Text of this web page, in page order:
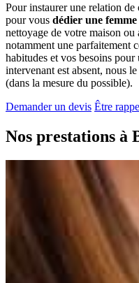
Pour instaurer une relation
pour vous dédier une
nettoyage de votre maison ou
notamment une parfaitement
habitudes et vos besoins
intervenant est absent, nous le
(dans la mesure du possible).
Demander un devis Être
Nos prestations à